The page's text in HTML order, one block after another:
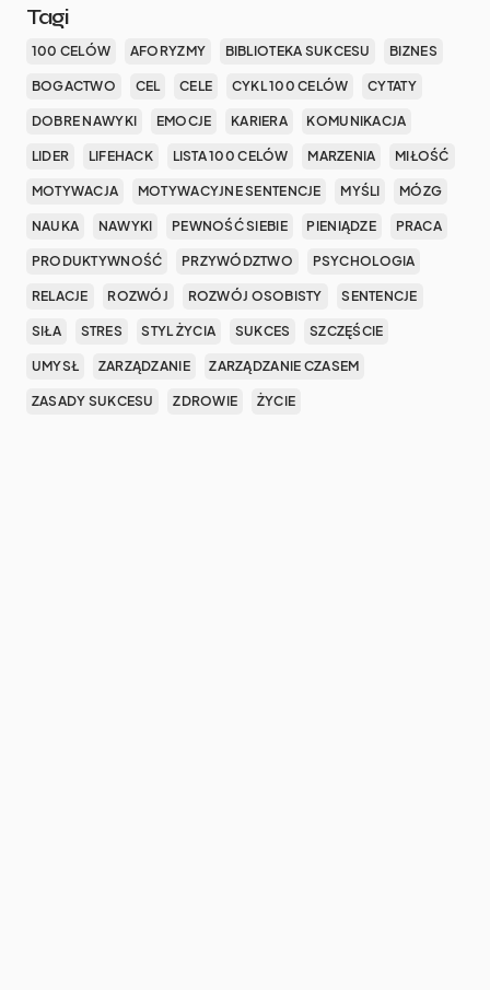
Tagi
100 CELÓW AFORYZMY BIBLIOTEKA SUKCESU BIZNES
BOGACTWO CEL CELE CYKL 100 CELÓW CYTATY
DOBRE NAWYKI EMOCJE KARIERA KOMUNIKACJA
LIDER LIFEHACK LISTA 100 CELÓW MARZENIA MIŁOŚĆ
MOTYWACJA MOTYWACYJNE SENTENCJE MYŚLI MÓZG
NAUKA NAWYKI PEWNOŚĆ SIEBIE PIENIĄDZE PRACA
PRODUKTYWNOŚĆ PRZYWÓDZTWO PSYCHOLOGIA
RELACJE ROZWÓJ ROZWÓJ OSOBISTY SENTENCJE
SIŁA STRES STYL ŻYCIA SUKCES SZCZĘŚCIE
UMYSŁ ZARZĄDZANIE ZARZĄDZANIE CZASEM
ZASADY SUKCESU ZDROWIE ŻYCIE